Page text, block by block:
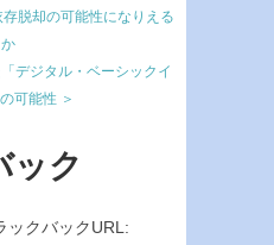
脱却の可能性になりえる
か
デジタル・ベーシックイ
可能性 ＞
ック
ックバックURL: